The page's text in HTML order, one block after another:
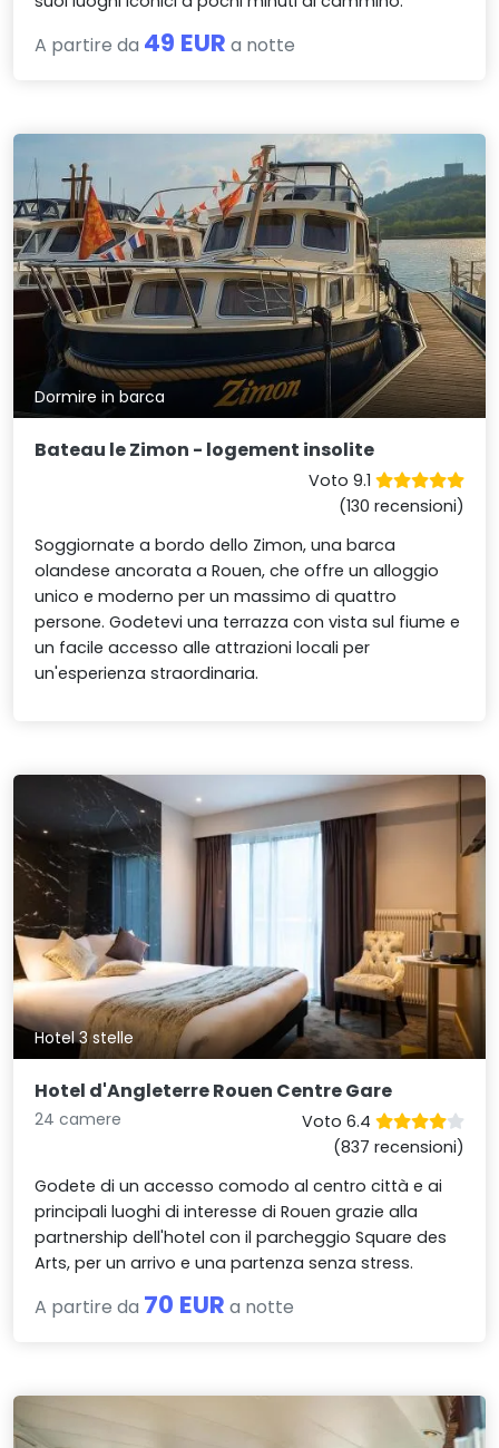
A partire da 49 EUR a notte
Dormire in barca
Bateau le Zimon - logement insolite
Voto 9.1
(130 recensioni)
Soggiornate a bordo dello Zimon, una barca
olandese ancorata a Rouen, che offre un alloggio
unico e moderno per un massimo di quattro
persone. Godetevi una terrazza con vista sul fiume e
un facile accesso alle attrazioni locali per
un'esperienza straordinaria.
Hotel 3 stelle
Hotel d'Angleterre Rouen Centre Gare
24 camere
Voto 6.4
(837 recensioni)
Godete di un accesso comodo al centro città e ai
principali luoghi di interesse di Rouen grazie alla
partnership dell'hotel con il parcheggio Square des
Arts, per un arrivo e una partenza senza stress.
A partire da 70 EUR a notte